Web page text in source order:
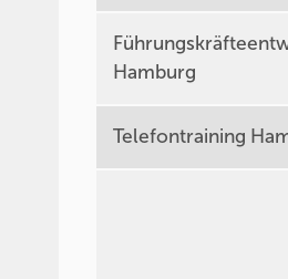
Hamburg
Telefontraining